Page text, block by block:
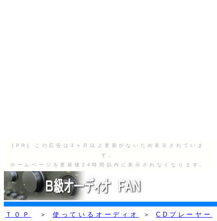
[PR] この広告は3ヶ月以上更新がないため表示されていま
す。
ホームページを更新後24時間以内に表示されなくなります。
ＴＯＰ ＞ 使っているオーディオ ＞CDプレーヤー